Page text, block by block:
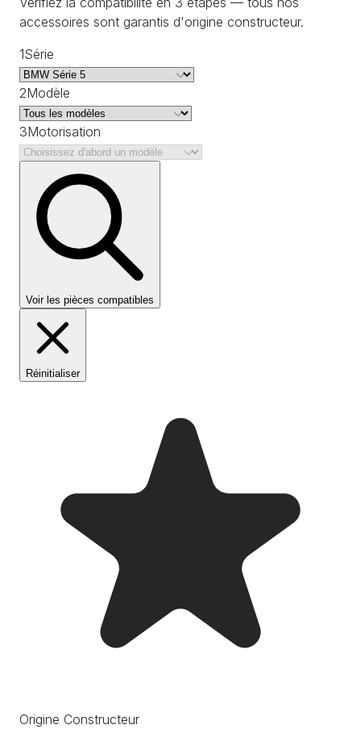
accessoires sont garantis d'origine constructeur.
1Série
2Modèle
3Motorisation
Voir les pièces compatibles
Réinitialiser
Origine Constructeur